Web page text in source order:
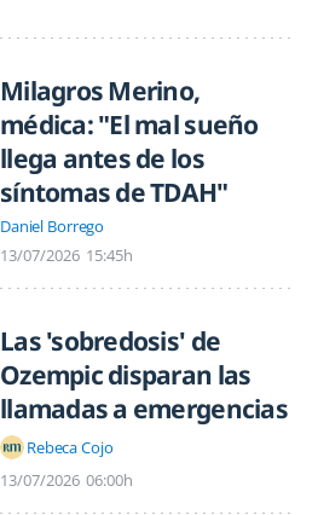
Milagros Merino,
médica: "El mal sueño
llega antes de los
síntomas de TDAH"
Daniel Borrego
13/07/2026 15:45h
Las 'sobredosis' de
Ozempic disparan las
llamadas a emergencias
Rebeca Cojo
13/07/2026 06:00h